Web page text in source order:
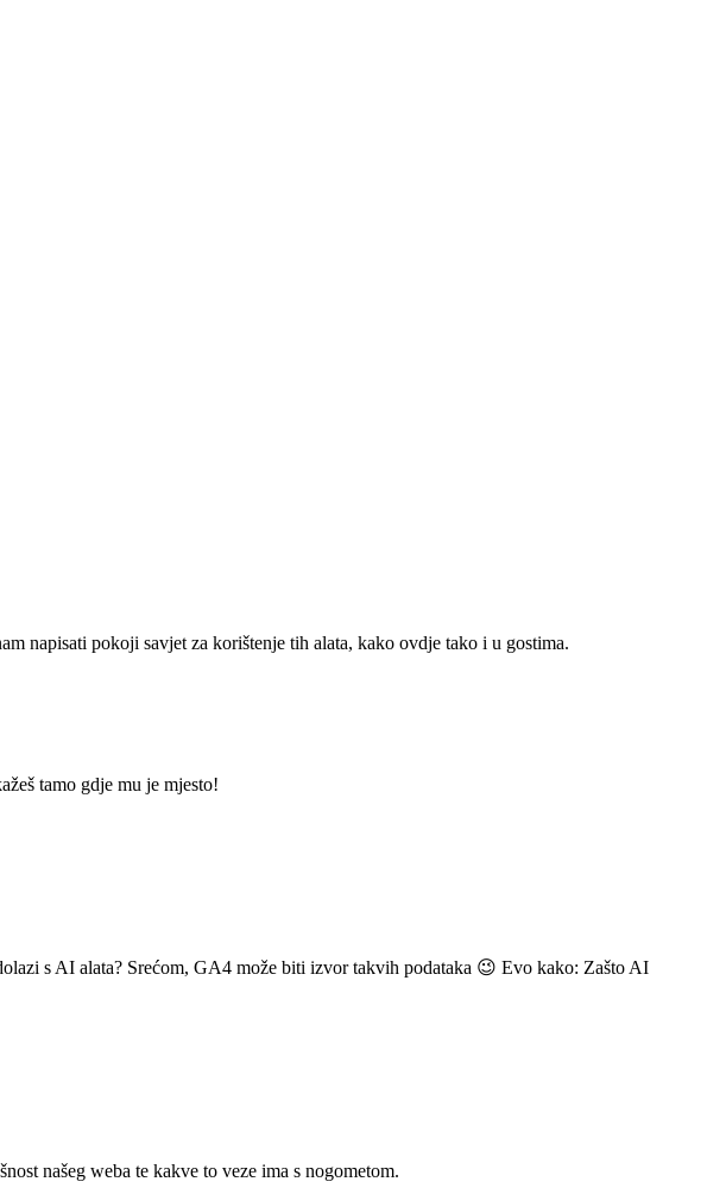
napisati pokoji savjet za korištenje tih alata, kako ovdje tako i u gostima.
tamo gdje mu je mjesto!
s AI alata? Srećom, GA4 može biti izvor takvih podataka 😉 Evo kako: Zašto AI
našeg weba te kakve to veze ima s nogometom.